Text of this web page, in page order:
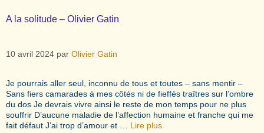
A la solitude – Olivier Gatin
10 avril 2024 par Olivier Gatin
Je pourrais aller seul, inconnu de tous et toutes – sans mentir –
Sans fiers camarades à mes côtés ni de fieffés traîtres sur l’ombre
du dos Je devrais vivre ainsi le reste de mon temps pour ne plus
souffrir D’aucune maladie de l’affection humaine et franche qui me
fait défaut J’ai trop d’amour et … Lire plus